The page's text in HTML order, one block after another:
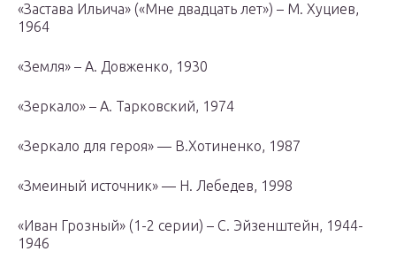
«Застава Ильича» («Мне двадцать лет») – М. Хуциев,
1964
«Земля» – А. Довженко, 1930
«Зеркало» – А. Тарковский, 1974
«Зеркало для героя» — В.Хотиненко, 1987
«Змеиный источник» — Н. Лебедев, 1998
«Иван Грозный» (1-2 серии) – С. Эйзенштейн, 1944-
1946